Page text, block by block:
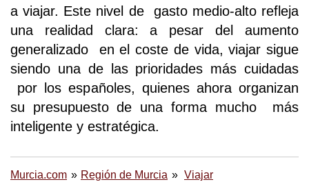
a viajar. Este nivel de gasto medio-alto refleja
una realidad clara: a pesar del aumento
generalizado en el coste de vida, viajar sigue
siendo una de las prioridades más cuidadas
por los españoles, quienes ahora organizan
su presupuesto de una forma mucho más
inteligente y estratégica.
Murcia.com Región de Murcia Viajar